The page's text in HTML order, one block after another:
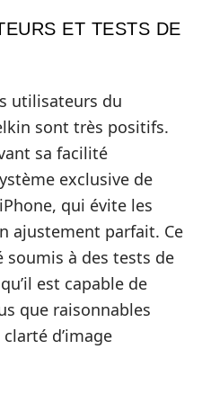
ET TESTS DE
utilisateurs du
sont très positifs.
sa facilité
exclusive de
qui évite les
ajustement parfait. Ce
soumis à des tests de
est capable de
que raisonnables
d’image